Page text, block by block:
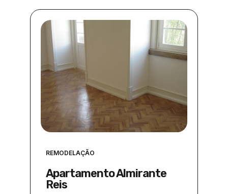
REMODELAÇÃO
Apartamento Almirante
Reis